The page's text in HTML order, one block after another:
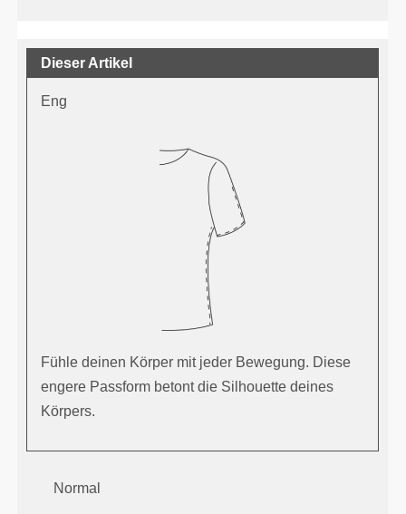
Dieser Artikel
Eng
Fühle deinen Körper mit jeder Bewegung. Diese
engere Passform betont die Silhouette deines
Körpers.
Normal